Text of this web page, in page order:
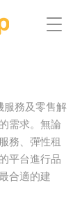
務及零售解
需求。無論
務、彈性租
平台進行品
合適的建